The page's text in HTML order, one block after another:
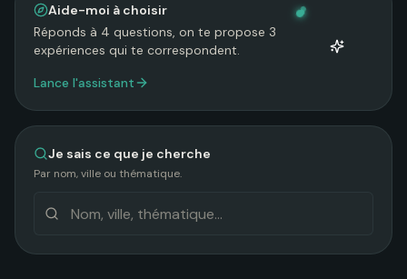
Aide-moi à choisir
Réponds à 4 questions, on te propose 3
expériences qui te correspondent.
Lance l'assistant
Je sais ce que je cherche
Par nom, ville ou thématique.